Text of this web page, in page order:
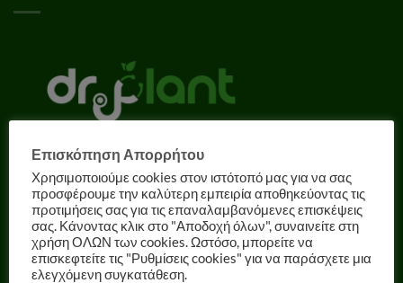
Ε.Ο. Πρέβεζας - Φιλιππιάδας,
Λούρος, Τ.Κ. 48061, Πρέβεζα
: 26820 31940
: info@drplant.gr
Επισκόπηση Απορρήτου
Χρησιμοποιούμε cookies στον ιστότοπό μας για να σας
προσφέρουμε την καλύτερη εμπειρία αποθηκεύοντας τις
προτιμήσεις σας για τις επαναλαμβανόμενες επισκέψεις
σας. Κάνοντας κλικ στο "Αποδοχή όλων", συναινείτε στη
χρήση ΟΛΩΝ των cookies. Ωστόσο, μπορείτε να
επισκεφτείτε τις "Ρυθμίσεις cookies" για να παράσχετε μια
ελεγχόμενη συγκατάθεση.